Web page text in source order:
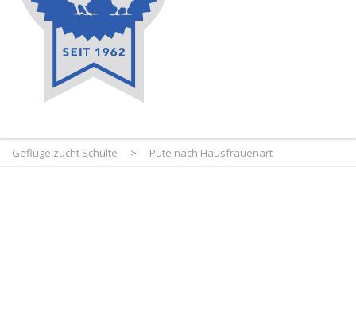
Geflügelzucht Schulte > Pute nach Hausfrauenart